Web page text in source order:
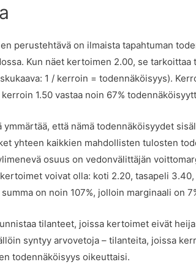
perustehtävä on ilmaista tapahtuman
Kun näet kertoimen 2.00, se tarkoittaa
1 / kerroin = todennäköisyys).
1.50 vastaa noin 67%
ymmärtää, että nämä todennäköisyydet
yhteen kaikkien mahdollisten tulosten
osuus on vedonvälittäjän
voivat olla: koti 2.20, tasapeli
on noin 107%, jolloin marginaali on
tilanteet, joissa kertoimet eivät
syntyy arvovetoja – tilanteita, joissa
todennäköisyys oikeuttaisi.